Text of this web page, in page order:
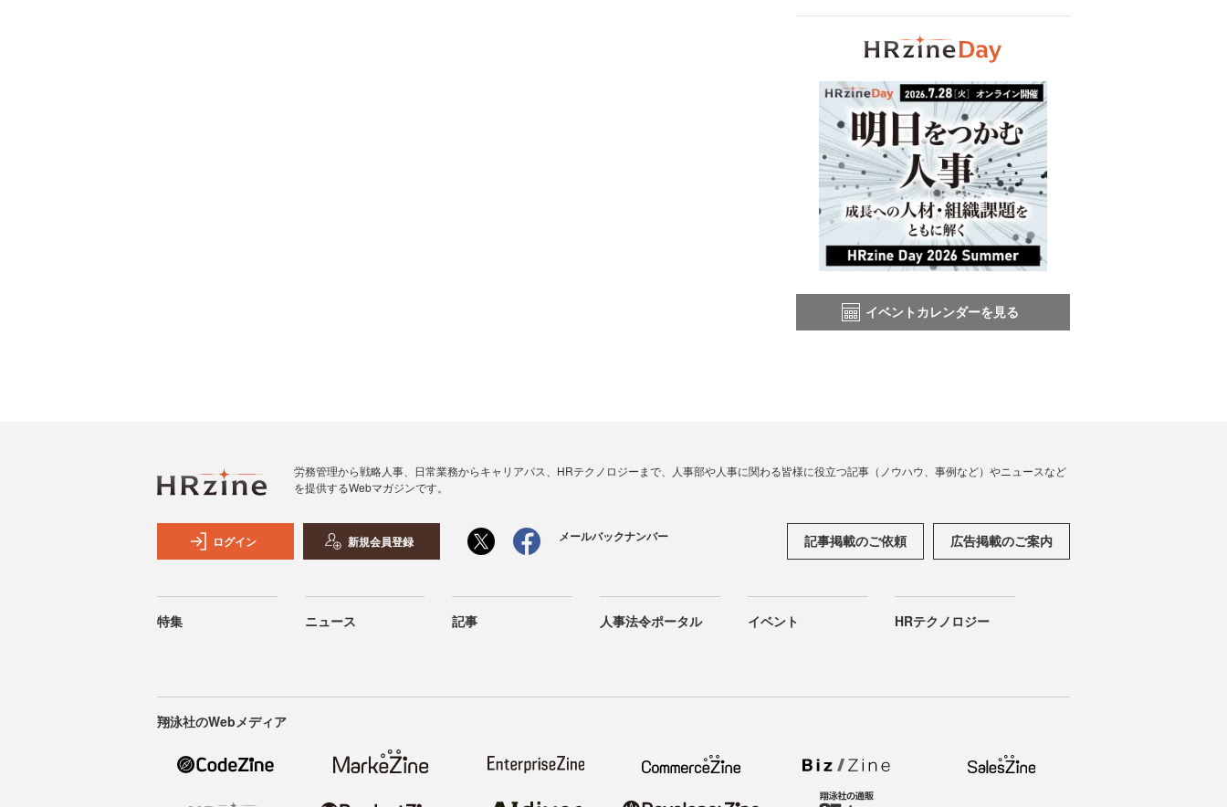
イベントカレンダーを見る
労務管理から戦略人事、日常業務からキャリアパス、HRテクノロジーまで、人事部や人事に関わる皆様に役立つ記事（ノウハウ、事例など）やニュースなど
を提供するWebマガジンです。
ログイン 新規会員登録 メールバックナンバー 記事掲載のご依頼 広告掲載のご案内
特集 ニュース 記事 人事法令ポータル イベント HRテクノロジー
翔泳社のWebメディア